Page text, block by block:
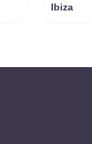
Ibiza